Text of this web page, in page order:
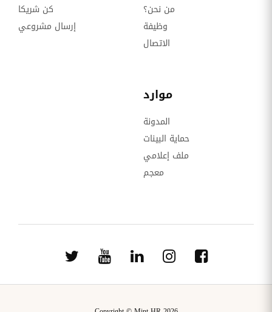
من نحن؟
وظيفة
الاتصال
كن شريكا
إرسال مشروعي
موارد
المدونة
حماية البينات
ملف إعلامي
معجم